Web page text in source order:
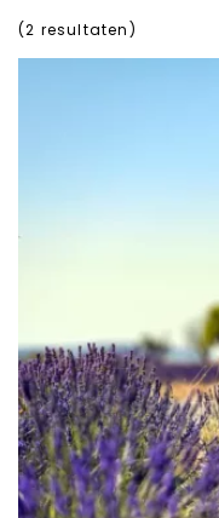
(2 resultaten)